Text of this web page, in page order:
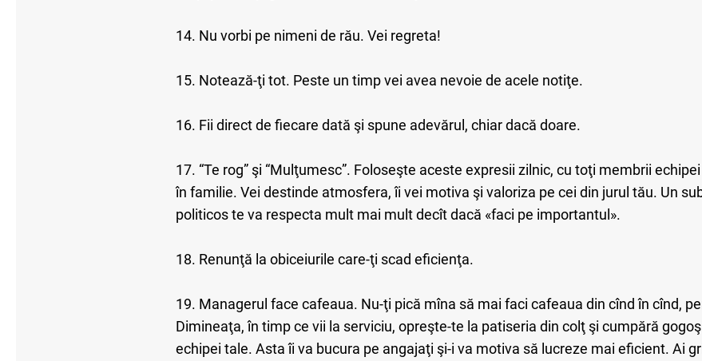
14. Nu vorbi pe nimeni de rău. Vei regreta!
15. Notează-ţi tot. Peste un timp vei avea nevoie de acele notiţe.
16. Fii direct de fiecare dată şi spune adevărul, chiar dacă doare.
17. “Te rog” şi “Mulţumesc”. Foloseşte aceste expresii zilnic, cu toţi membrii
în familie. Vei destinde atmosfera, îi vei motiva şi valoriza pe cei din jurul tău. Un
politicos te va respecta mult mai mult decît dacă «faci pe importantul».
18. Renunţă la obiceiurile care-ţi scad eficienţa.
19. Managerul face cafeaua. Nu-ţi pică mîna să mai faci cafeaua din cînd în cînd,
Dimineaţa, în timp ce vii la serviciu, opreşte-te la patiseria din colţ şi cumpără
echipei tale. Asta îi va bucura pe angajaţi şi-i va motiva să lucreze mai eficient. Ai